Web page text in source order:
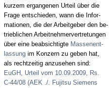
kur­zem er­gan­ge­nen Ur­teil über die
Fra­ge ent­schie­den, wann die In­for­
ma­tio­nen, die der Ar­beit­ge­ber den be­
trieb­li­chen Ar­beit­neh­mer­ver­tre­tun­gen
über ei­ne be­ab­sich­tig­te Mas­sen­ent­
las­sungim Kon­zern zu ge­ben hat,
als recht­zei­tig an­zu­se­hen sind:
EuGH, Ur­teil vom 10.09.2009, Rs.
C‑44/08 (AEK ./. Fu­jit­su Sie­mens